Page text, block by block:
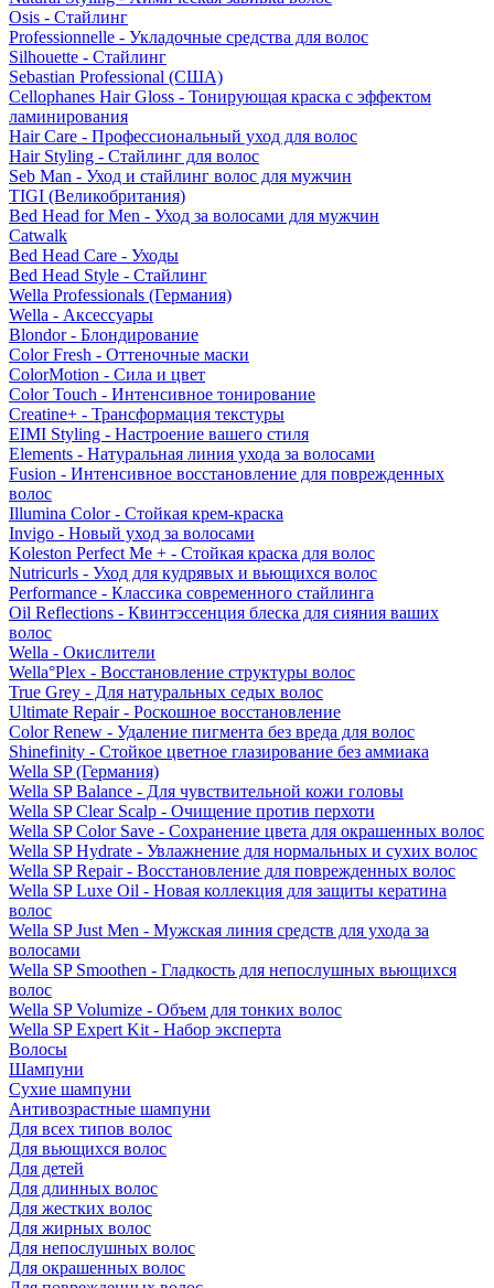
Osis - Стайлинг
Professionnelle - Укладочные средства для волос
Silhouette - Стайлинг
Sebastian Professional (США)
Cellophanes Hair Gloss - Тонирующая краска с эффектом
ламинирования
Hair Care - Профессиональный уход для волос
Hair Styling - Стайлинг для волос
Seb Man - Уход и стайлинг волос для мужчин
TIGI (Великобритания)
Bed Head for Men - Уход за волосами для мужчин
Catwalk
Bed Head Care - Уходы
Bed Head Style - Стайлинг
Wella Professionals (Германия)
Wella - Аксессуары
Blondor - Блондирование
Color Fresh - Оттеночные маски
ColorMotion - Сила и цвет
Color Touch - Интенсивное тонирование
Creatine+ - Трансформация текстуры
EIMI Styling - Настроение вашего стиля
Elements - Натуральная линия ухода за волосами
Fusion - Интенсивное восстановление для поврежденных
волос
Illumina Color - Стойкая крем-краска
Invigo - Новый уход за волосами
Koleston Perfect Me + - Стойкая краска для волос
Nutricurls - Уход для кудрявых и вьющихся волос
Performance - Классика современного стайлинга
Oil Reflections - Квинтэссенция блеска для сияния ваших
волос
Wella - Окислители
Wella°Plex - Восстановление структуры волос
True Grey - Для натуральных седых волос
Ultimate Repair - Роскошное восстановление
Color Renew - Удаление пигмента без вреда для волос
Shinefinity - Стойкое цветное глазирование без аммиака
Wella SP (Германия)
Wella SP Balance - Для чувствительной кожи головы
Wella SP Clear Scalp - Очищение против перхоти
Wella SP Color Save - Сохранение цвета для окрашенных волос
Wella SP Hydrate - Увлажнение для нормальных и сухих волос
Wella SP Repair - Восстановление для поврежденных волос
Wella SP Luxe Oil - Новая коллекция для защиты кератина
волос
Wella SP Just Men - Мужская линия средств для ухода за
волосами
Wella SP Smoothen - Гладкость для непослушных вьющихся
волос
Wella SP Volumize - Объем для тонких волос
Wella SP Expert Kit - Набор эксперта
Волосы
Шампуни
Сухие шампуни
Антивозрастные шампуни
Для всех типов волос
Для вьющихся волос
Для детей
Для длинных волос
Для жестких волос
Для жирных волос
Для непослушных волос
Для окрашенных волос